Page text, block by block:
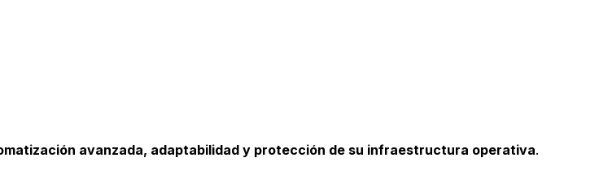
avanzada, adaptabilidad y protección de su infraestructura operativa.